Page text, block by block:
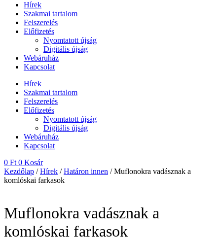
Hírek
Szakmai tartalom
Felszerelés
Előfizetés
Nyomtatott újság
Digitális újság
Webáruház
Kapcsolat
Hírek
Szakmai tartalom
Felszerelés
Előfizetés
Nyomtatott újság
Digitális újság
Webáruház
Kapcsolat
0 Ft 0 Kosár
Kezdőlap /Hírek /Határon innen / Muflonokra vadásznak a
komlóskai farkasok
Muflonokra vadásznak a
komlóskai farkasok